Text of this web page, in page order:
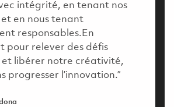
intégrité, en tenant nos
et en nous tenant
responsables.En
pour relever des défis
et libérer notre créativité,
progresser l’innovation.”